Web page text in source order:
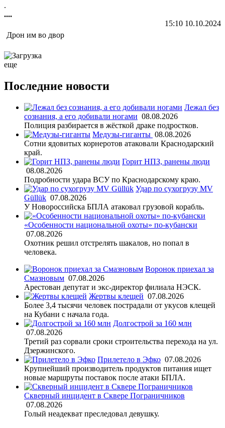
.
....
15:10 10.10.2024
Дрон им во двор
еще
Последние новости
Лежал без
сознания, а его добивали ногами 08.08.2026
Полиция разбирается в жёсткой драке подростков.
Медузы-гиганты 08.08.2026
Сотни ядовитых корнеротов атаковали Краснодарский
край.
Горит НПЗ, ранены люди
08.08.2026
Подробности удара ВСУ по Краснодарскому краю.
Удар по сухогрузу MV
Güllük 07.08.2026
У Новороссийска БПЛА атаковал грузовой корабль.
«Особенности национальной охоты» по-кубански
07.08.2026
Охотник решил отстрелять шакалов, но попал в
человека.
Воронок приехал за
Смазновым 07.08.2026
Арестован депутат и экс-директор филиала НЭСК.
Жертвы клещей 07.08.2026
Более 3,4 тысячи человек пострадали от укусов клещей
на Кубани с начала года.
Долгострой за 160 млн
07.08.2026
Третий раз сорвали сроки строительства перехода на ул.
Дзержинского.
Прилетело в Эфко 07.08.2026
Крупнейший производитель продуктов питания ищет
новые маршруты поставок после атаки БПЛА.
Скверный инцидент в Сквере Пограничников
07.08.2026
Голый неадекват преследовал девушку.